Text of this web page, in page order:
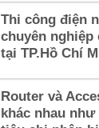
Thi công điện
chuyên nghiệp
tại TP.Hồ Chí
Router và
khác nhau như